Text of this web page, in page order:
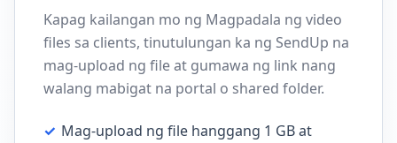
Kapag kailangan mo ng Magpadala ng video
files sa clients, tinutulungan ka ng SendUp na
mag-upload ng file at gumawa ng link nang
walang mabigat na portal o shared folder.
✓ Mag-upload ng file hanggang 1 GB at